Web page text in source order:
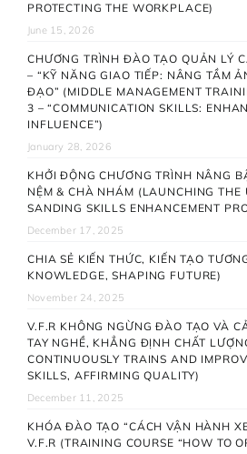
PROTECTING THE WORKPLACE)
June 15, 2026
CHƯƠNG TRÌNH ĐÀO TẠO QUẢN LÝ
– “KỸ NĂNG GIAO TIẾP: NÂNG TẦM
ĐẠO” (MIDDLE MANAGEMENT
3 – “COMMUNICATION SKILLS:
INFLUENCE”)
January 28, 2026
KHỞI ĐỘNG CHƯƠNG TRÌNH NÂNG
NỆM & CHÀ NHÁM (LAUNCHING THE
SANDING SKILLS ENHANCEMENT
December 17, 2025
CHIA SẺ KIẾN THỨC, KIẾN TẠO
KNOWLEDGE, SHAPING FUTURE)
November 24, 2025
V.F.R KHÔNG NGỪNG ĐÀO TẠO VÀ
TAY NGHỀ, KHẲNG ĐỊNH CHẤT
CONTINUOUSLY TRAINS AND
SKILLS, AFFIRMING QUALITY)
December 11, 2025
KHÓA ĐÀO TẠO “CÁCH VẬN HÀNH
V.F.R (TRAINING COURSE “HOW TO